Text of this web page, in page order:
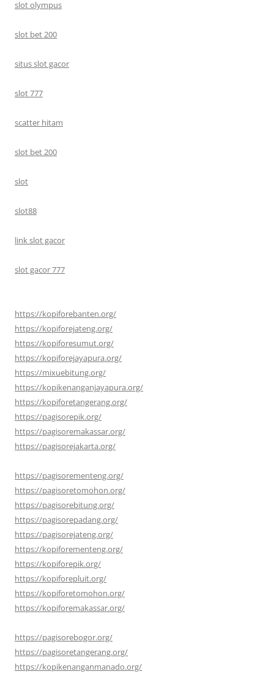
slot olympus
slot bet 200
situs slot gacor
slot 777
scatter hitam
slot bet 200
slot
slot88
link slot gacor
slot gacor 777
https://kopiforebanten.org/
https://kopiforejateng.org/
https://kopiforesumut.org/
https://kopiforejayapura.org/
https://mixuebitung.org/
https://kopikenanganjayapura.org/
https://kopiforetangerang.org/
https://pagisorepik.org/
https://pagisoremakassar.org/
https://pagisorejakarta.org/
https://pagisorementeng.org/
https://pagisoretomohon.org/
https://pagisorebitung.org/
https://pagisorepadang.org/
https://pagisorejateng.org/
https://kopiforementeng.org/
https://kopiforepik.org/
https://kopiforepluit.org/
https://kopiforetomohon.org/
https://kopiforemakassar.org/
https://pagisorebogor.org/
https://pagisoretangerang.org/
https://kopikenanganmanado.org/